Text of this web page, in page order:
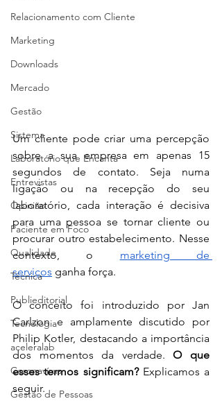
Relacionamento com Cliente
Marketing
Downloads
Mercado
Gestão
Sistema
Laboratório que Encanta
Entrevistas
Opinião
Paciente em Foco
Qualidade
Técnica
Publieditorial
Tecnologia
aceleralab
Coronavírus
Gestão de Pessoas
Um cliente pode criar uma percepção
sobre a sua empresa em apenas 15
segundos de contato. Seja numa
ligação ou na recepção do seu
laboratório, cada interação é decisiva
para uma pessoa se tornar cliente ou
procurar outro estabelecimento. Nesse
contexto, o marketing de
serviços ganha força.
O conceito foi introduzido por Jan
Carlzon e amplamente discutido por
Philip Kotler, destacando a importância
dos momentos da verdade. O que
esses termos significam? Explicamos a
seguir.